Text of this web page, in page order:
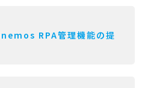
RPA管理機能の提